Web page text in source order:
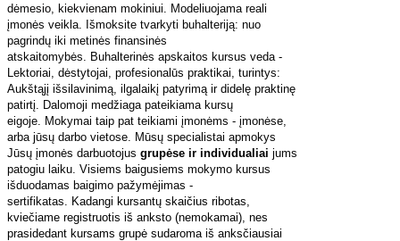
dėmesio, kiekvienam mokiniui. Modeliuojama reali
įmonės veikla. Išmoksite tvarkyti buhalteriją: nuo
pagrindų iki metinės finansinės
atskaitomybės. Buhalterinės apskaitos kursus veda -
Lektoriai, dėstytojai, profesionalūs praktikai, turintys:
Aukštąjį išsilavinimą, ilgalaikį patyrimą ir didelę praktinę
patirtį. Dalomoji medžiaga pateikiama kursų
eigoje. Mokymai taip pat teikiami įmonėms - įmonėse,
arba jūsų darbo vietose. Mūsų specialistai apmokys
Jūsų įmonės darbuotojus grupėse ir individualiai jums
patogiu laiku. Visiems baigusiems mokymo kursus
išduodamas baigimo pažymėjimas -
sertifikatas. Kadangi kursantų skaičius ribotas,
kviečiame registruotis iš anksto (nemokamai), nes
prasidedant kursams grupė sudaroma iš anksčiausiai